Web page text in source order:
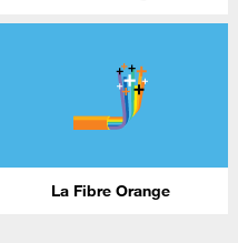
La Fibre Orange